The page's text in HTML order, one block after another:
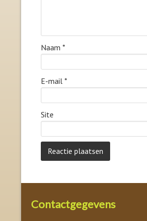
Naam *
E-mail *
Site
Contactgegevens